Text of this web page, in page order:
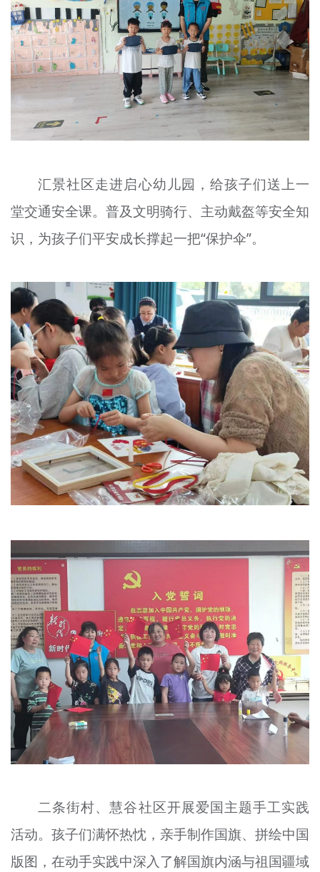
汇景社区走进启心幼儿园，给孩子们送上一
堂交通安全课。普及文明骑行、主动戴盔等安全知
识，为孩子们平安成长撑起一把“保护伞”。
二条街村、慧谷社区开展爱国主题手工实践
活动。孩子们满怀热忱，亲手制作国旗、拼绘中国
版图，在动手实践中深入了解国旗内涵与祖国疆域